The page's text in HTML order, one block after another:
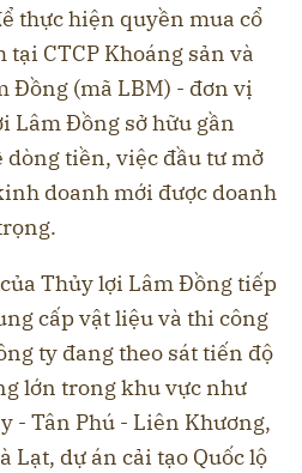
thực hiện quyền mua cổ
CTCP Khoáng sản và
Đồng (mã LBM) - đơn vị
Lâm Đồng sở hữu gần
dòng tiền, việc đầu tư mở
doanh mới được doanh
Thủy lợi Lâm Đồng tiếp
cấp vật liệu và thi công
ty đang theo sát tiến độ
lớn trong khu vực như
- Tân Phú - Liên Khương,
Lạt, dự án cải tạo Quốc lộ